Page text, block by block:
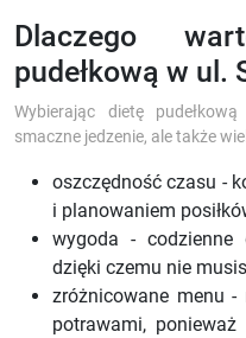
Dlaczego
pudełkową w ul.
Wybierając dietę
smaczne jedzenie, ale także
oszczędność czasu -
i planowaniem
wygoda - codzienne
dzięki czemu nie
zróżnicowane menu
potrawami,